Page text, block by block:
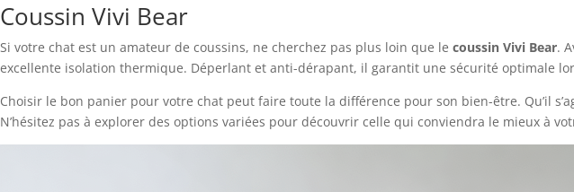
Coussin Vivi Bear
Si votre chat est un amateur de coussins, ne cherchez pas plus loin que le coussin Vivi Bear.
excellente isolation thermique. Déperlant et anti-dérapant, il garantit une sécurité optimale
Choisir le bon panier pour votre chat peut faire toute la différence pour son bien-être. Qu’il
N’hésitez pas à explorer des options variées pour découvrir celle qui conviendra le mieux à